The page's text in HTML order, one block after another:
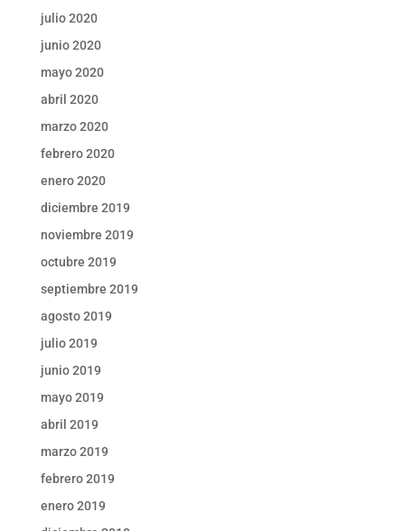
julio 2020
junio 2020
mayo 2020
abril 2020
marzo 2020
febrero 2020
enero 2020
diciembre 2019
noviembre 2019
octubre 2019
septiembre 2019
agosto 2019
julio 2019
junio 2019
mayo 2019
abril 2019
marzo 2019
febrero 2019
enero 2019